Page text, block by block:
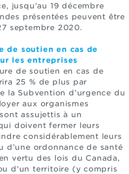
jusqu’au 19 décembre
présentées peuvent être
septembre 2020.
de soutien en cas de
les entreprises
de soutien en cas de
25 % de plus par
la Subvention d’urgence du
aux organismes
assujettis à un
doivent fermer leurs
considérablement leurs
d’une ordonnance de santé
vertu des lois du Canada,
d’un territoire (y compris